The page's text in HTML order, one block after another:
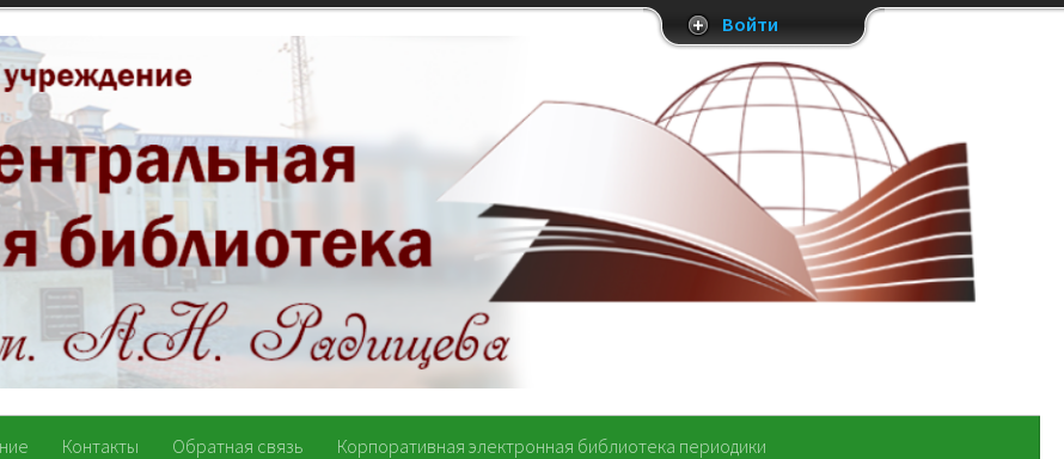
Контакты Обратная связь Корпоративная электронная библиотека периодики
Войти